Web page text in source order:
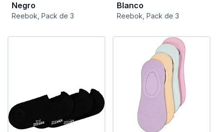
Negro
Reebok, Pack de 3
Blanco
Reebok, Pack de 3